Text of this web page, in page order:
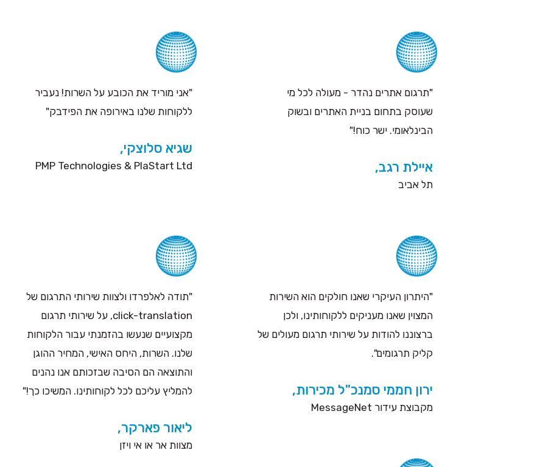
"אני מוריד את הכובע על השרות! נעביר
ללקוחות שלנו באירופה את הפידבק"
שגיא סלוצקי,
PMP Technologies & PlaStart Ltd
"תרגום אתרים נהדר - מעולה לכל מי
שעוסק בתחום בניית האתרים ובשוק
הבינלאומי. ישר כוח!"
איילת רגב,
תל אביב
"תודה לאלפרדו ולצוות שירותי התרגום של
click-translation, על שירותי תרגום
מקצועיים שנעשו בהזמנתי עבור הלקוחות
שלנו. השרות, היחס האישי, המחיר ההוגן
והתוצאה הם הסיבה שבזכותם אנו נהנים
להמליץ עליכם לכל לקוחותינו. המשיכו כך!"
ליאור פארקר,
מצוות אר או אי ויזן
"היתרון העיקרי שאנו חולקים הוא השירות
המצוין שאנו מעניקים ללקוחותינו, ולכן
ברצוננו להודות על שירותי תרגום מעולים של
קליק תרגומים".
ירון חממי סמנכ"ל מכירות,
מקבוצת עידור MessageNet